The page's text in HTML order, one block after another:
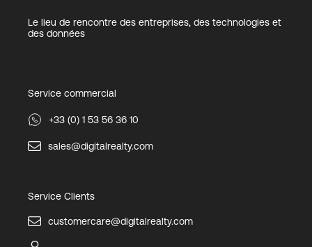
Le lieu de rencontre des entreprises, des technologies et
des données
Service commercial
+33 (0) 1 53 56 36 10
sales@digitalrealty.com
Service Clients
customercare@digitalrealty.com